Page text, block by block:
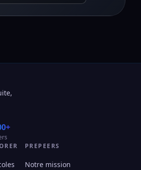
PREPEERS
Notre mission